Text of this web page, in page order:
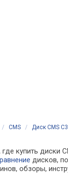
/ CMS / Диск CMS
купить диски
дисков,
обзоры,